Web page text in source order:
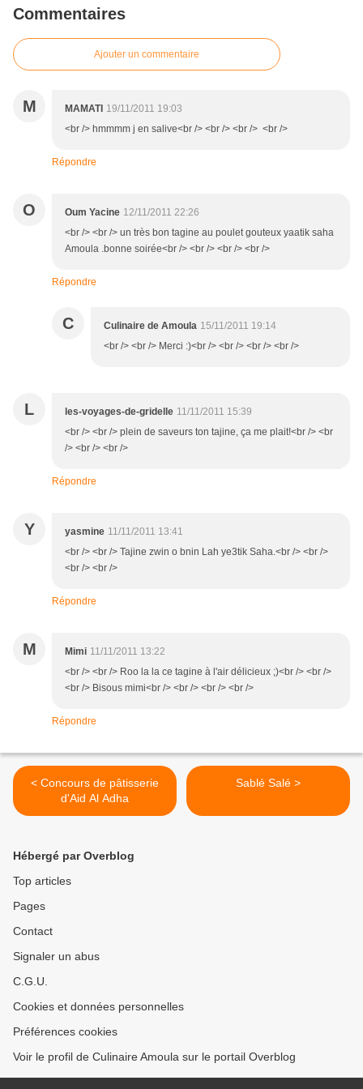
Commentaires
Ajouter un commentaire
M MAMATI 19/11/2011 19:03
<br /> hmmmm j en salive<br /> <br /> <br /> <br />
Répondre
O Oum Yacine 12/11/2011 22:26
<br /> <br /> un très bon tagine au poulet gouteux yaatik saha
Amoula .bonne soirée<br /> <br /> <br /> <br />
Répondre
C Culinaire de Amoula 15/11/2011 19:14
<br /> <br /> Merci :)<br /> <br /> <br /> <br />
L les-voyages-de-gridelle 11/11/2011 15:39
<br /> <br /> plein de saveurs ton tajine, ça me plait!<br /> <br
/> <br /> <br />
Répondre
Y yasmine 11/11/2011 13:41
<br /> <br /> Tajine zwin o bnin Lah ye3tik Saha.<br /> <br />
<br /> <br />
Répondre
M Mimi 11/11/2011 13:22
<br /> <br /> Roo la la ce tagine à l'air délicieux ;)<br /> <br />
<br /> Bisous mimi<br /> <br /> <br /> <br />
Répondre
< Concours de pâtisserie
d'Aid Al Adha
Sablé Salé >
Hébergé par Overblog
Top articles
Pages
Contact
Signaler un abus
C.G.U.
Cookies et données personnelles
Préférences cookies
Voir le profil de Culinaire Amoula sur le portail Overblog